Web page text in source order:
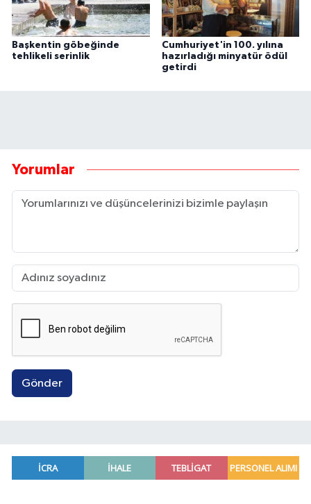
Başkentin göbeğinde
tehlikeli serinlik
Cumhuriyet'in 100. yılına
hazırladığı minyatür ödül
getirdi
Yorumlar
Gönder